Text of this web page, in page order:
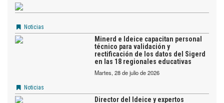
Noticias
Minerd e Ideice capacitan personal
técnico para validación y
rectificación de los datos del Sigerd
en las 18 regionales educativas
martes, 28 de julio de 2026
Noticias
Director del Ideice y expertos